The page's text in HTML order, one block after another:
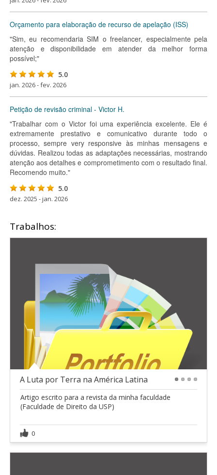
Orçamento para elaboração de recurso de apelação (ISS)
"Sim, eu recomendaria SIM o freelancer, especialmente pela
atenção e disponibilidade em atender da melhor forma
possível;"
5.0
jan. 2026 - fev. 2026
Petição de revisão criminal - Victor H.
"Trabalhar com o Victor foi uma experiência excelente. Ele é
extremamente prestativo e comunicativo durante todo o
processo, sempre very responsive às minhas mensagens e
dúvidas. Realizou todas as adaptações necessárias, mostrando
atenção aos detalhes e comprometimento com o resultado final.
Recomendo muito."
5.0
dez. 2025 - jan. 2026
Trabalhos:
A Luta por Terra na América Latina
Artigo escrito para a revista da minha faculdade
(Faculdade de Direito da USP)
0